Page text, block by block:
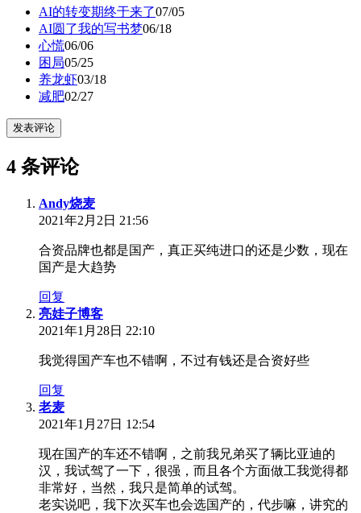
AI的转变期终于来了07/05
AI圆了我的写书梦06/18
心慌06/06
困局05/25
养龙虾03/18
减肥02/27
发表评论
4 条评论
Andy烧麦
2021年2月2日 21:56
合资品牌也都是国产，真正买纯进口的还是少数，现在
国产是大趋势
回复
亮娃子博客
2021年1月28日 22:10
我觉得国产车也不错啊，不过有钱还是合资好些
回复
老麦
2021年1月27日 12:54
现在国产的车还不错啊，之前我兄弟买了辆比亚迪的
汉，我试驾了一下，很强，而且各个方面做工我觉得都
非常好，当然，我只是简单的试驾。
老实说吧，我下次买车也会选国产的，代步嘛，讲究的